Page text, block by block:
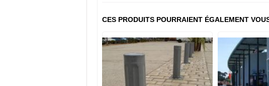
CES PRODUITS POURRAIENT ÉGALEMENT